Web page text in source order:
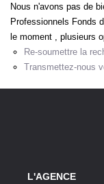
Créer une
Nous n'avons pas de
Professionnels Fonds
le moment , plusieurs
Re-soumettre la
Transmettez-nous
L'AGENCE